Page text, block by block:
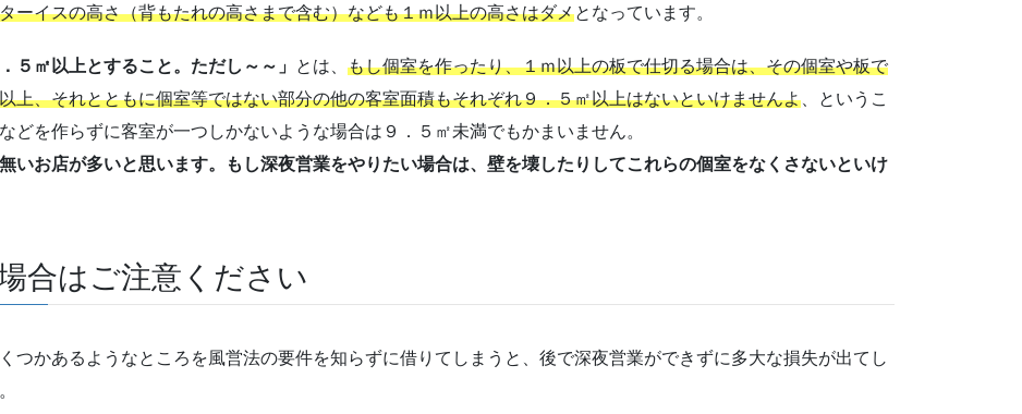
ーイスの高さ（背もたれの高さまで含む）なども１ｍ以上の高さはダメとなっています。
５㎡以上とすること。ただし～～」 とは、 もし個室を作ったり、１ｍ以上の板で仕切る場合は、その個室や板で
上、それとともに個室等ではない部分の他の客室面積もそれぞれ９．５㎡以上はないといけませんよ 、というこ
どを作らずに客室が一つしかないような場合は９．５㎡未満でもかまいません。
いお店が多いと思います。もし深夜営業をやりたい場合は、壁を壊したりしてこれらの個室をなくさないといけ
合はご注意ください
つかあるようなところを風営法の要件を知らずに借りてしまうと、後で深夜営業ができずに多大な損失が出てし